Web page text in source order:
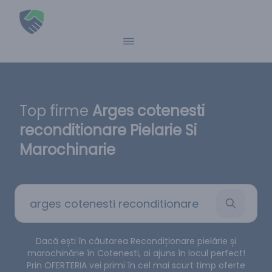
Top firme Arges cotenesti
reconditionare Pielarie Si
Marochinarie
Dacă ești în căutarea Recondiționare pielărie și
marochinărie în Cotenesti, ai ajuns în locul perfect!
Prin OFERTERIA vei primi în cel mai scurt timp oferte